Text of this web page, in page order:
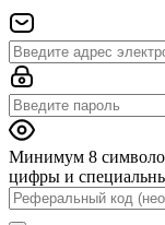
Минимум 8
цифры и